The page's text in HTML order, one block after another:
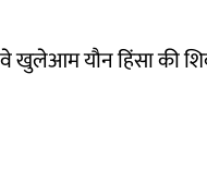
यौन हिंसा की